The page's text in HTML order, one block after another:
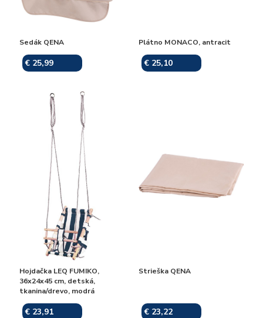
Sedák QENA
€ 25,99
Plátno MONACO, antracit
€ 25,10
Hojdačka LEQ FUMIKO,
36x24x45 cm, detská,
tkanina/drevo, modrá
€ 23,91
Strieška QENA
€ 23,22